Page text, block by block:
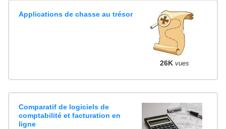
Applications de chasse au trésor
26K vues
Comparatif de logiciels de
comptabilité et facturation en
ligne